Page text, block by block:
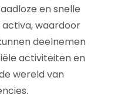
en snelle
activa, waardoor
deelnemen
activiteiten en
wereld van